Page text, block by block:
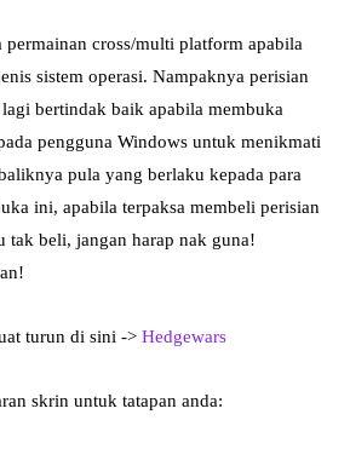
permainan cross/multi platform apabila
sistem operasi. Nampaknya perisian
bertindak baik apabila membuka
pengguna Windows untuk menikmati
pula yang berlaku kepada para
ini, apabila terpaksa membeli perisian
tak beli, jangan harap nak guna!
turun di sini -> Hedgewars
skrin untuk tatapan anda: